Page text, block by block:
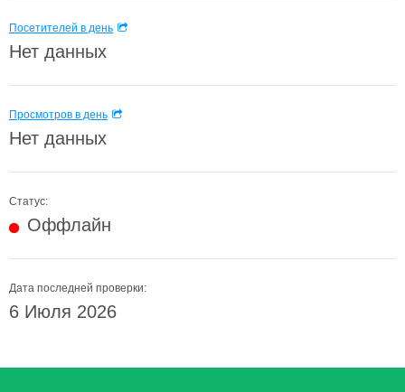
Посетителей в день
Нет данных
Просмотров в день
Нет данных
Статус:
Оффлайн
Дата последней проверки:
6 Июля 2026